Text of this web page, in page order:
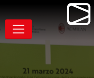
Salta alla navigazione
Navigazione